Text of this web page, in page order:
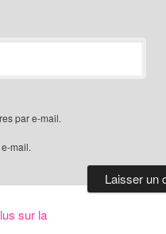
par e-mail.
mail.
sur la